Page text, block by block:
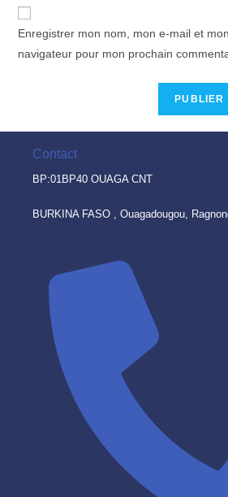
Enregistrer mon nom, mon e-mail et
navigateur pour mon prochain
Contact
BP:01BP40 OUAGA CNT
BURKINA FASO , Ouagadougou,